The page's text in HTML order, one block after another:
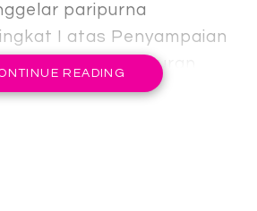
paripurna
I atas Penyampaian
Rancangan Peraturan
Anggaran Pendapatan
Peraturan Daerah
DPRD Tahun 2025 serta
READING